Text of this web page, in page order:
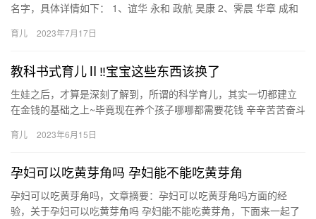
名字，具体详情如下： 1、谊华 永和 政航 昊康 2、霁晨 华章 成和
育儿 2023年7月17日
教科书式育儿Ⅱ‼宝宝这些东西该换了
生娃之后，才算是深刻了解到，所谓的科学育儿，其实一切都建立
在金钱的基础之上~毕竟现在养个孩子哪哪都需要花钱 辛辛苦苦奋斗
到…
育儿 2023年6月15日
孕妇可以吃黄芽角吗 孕妇能不能吃黄芽角
孕妇可以吃黄芽角吗，文章摘要：孕妇可以吃黄芽角吗方面的经
验，关于孕妇可以吃黄芽角吗 孕妇能不能吃黄芽角，下面来一起了